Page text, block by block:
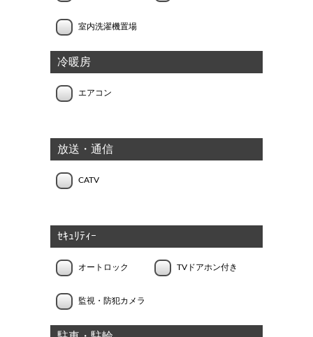
室内洗濯機置場
冷暖房
エアコン
放送・通信
CATV
ｾｷｭﾘﾃｨｰ
オートロック TVドアホン付き
監視・防犯カメラ